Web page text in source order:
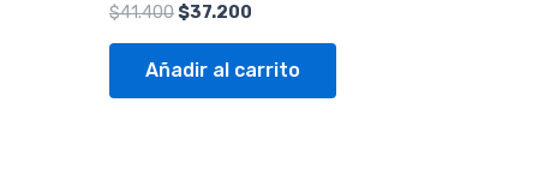
Valorado
con
0
$41.400$37.200
Añadir al carrito